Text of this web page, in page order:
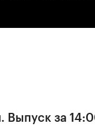
Выпуск за